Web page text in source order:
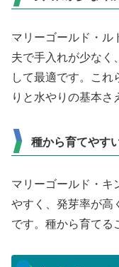
マリーゴールド・ル
夫で手入れが少なく
して最適です。これ
りと水やりの基本さ
種から育てやす
マリーゴールド・キ
やすく、発芽率が高
です。種から育てる